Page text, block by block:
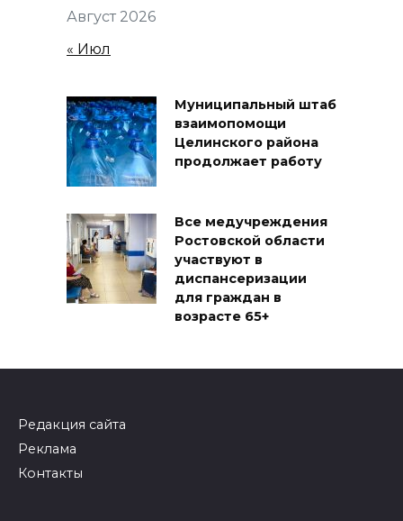
Август 2026
« Июл
Муниципальный штаб
взаимопомощи
Целинского района
продолжает работу
Все медучреждения
Ростовской области
участвуют в
диспансеризации
для граждан в
возрасте 65+
Редакция сайта
Реклама
Контакты